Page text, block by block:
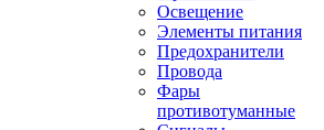
Освещение
Элементы питания
Предохранители
Провода
Фары
противотуманные